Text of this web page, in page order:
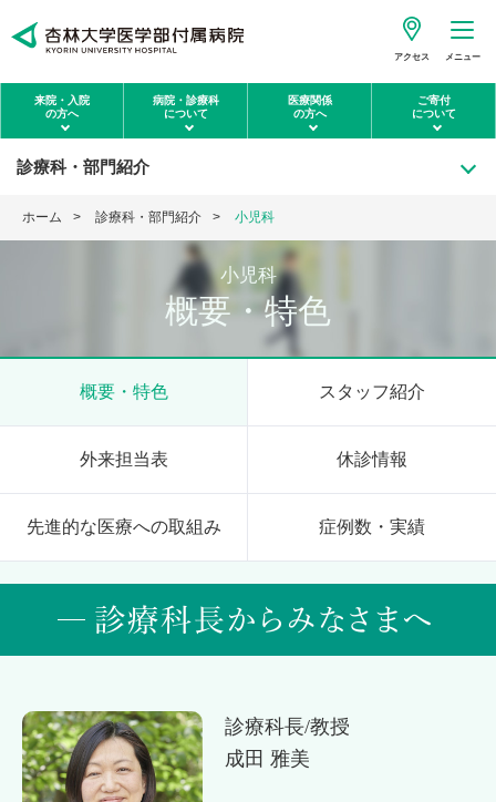
アクセス メニュー
来院・入院
の方へ
病院・診療科
について
医療関係
の方へ
ご寄付
について
診療科・部門紹介
ホーム 診療科・部門紹介 小児科
小児科
概要・特色
概要・特色 スタッフ紹介
外来担当表 休診情報
先進的な医療への取組み 症例数・実績
診療科長/教授
成田 雅美